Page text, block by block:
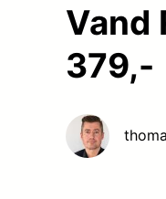
Vand
379,-